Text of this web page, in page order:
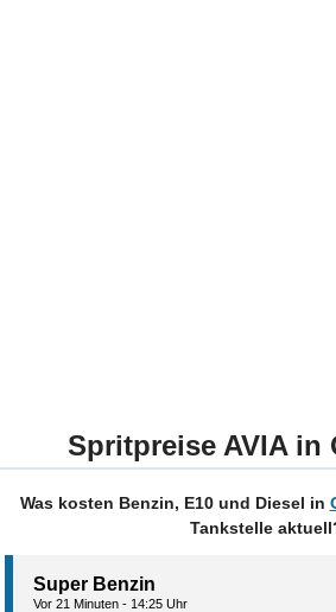
Spritpreise AVIA in
Was kosten Benzin, E10 und Diesel in
Tankstelle
Super Benzin
Vor 21 Minuten - 14:25 Uhr